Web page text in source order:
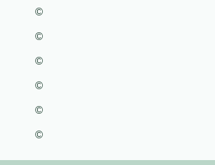
©
©
©
©
©
©